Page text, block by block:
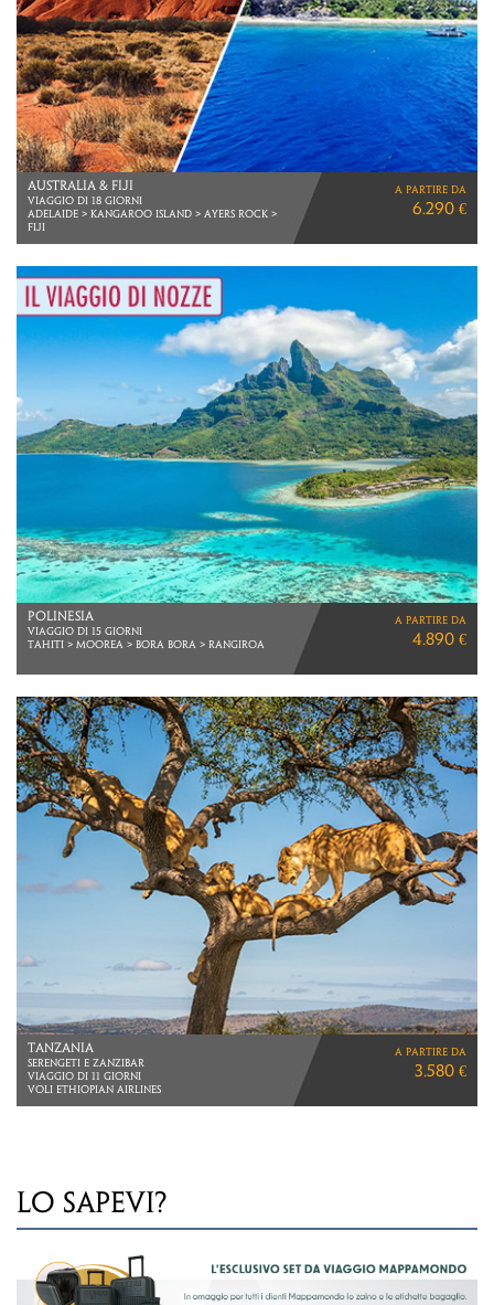
PERù
VIAGGIO DI 13 GIORNI
a partire da
3.860 €
THAILANDIA
BANGKOK E KOH SAMED
VOLI DIRETTI ITA AIRWAYS
a partire da
2.690 €
THAILANDIA
2 NOTTI SINGAPORE
5 NOTTI PHUKET
a partire da
2.960 €
LO SAPEVI?